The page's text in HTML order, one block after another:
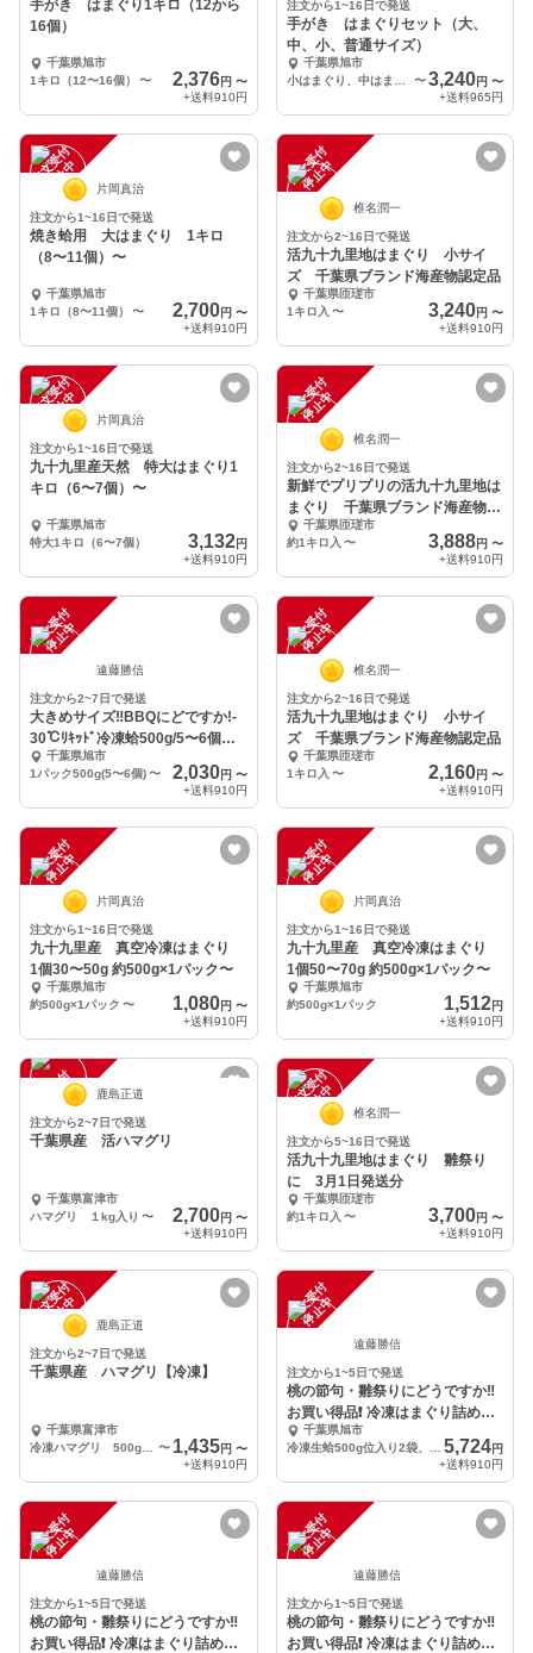
手がき はまぐり1キロ（12から
16個）
千葉県旭市
1キロ（12〜16個）
〜 2,376円 〜
+送料910円
注文から1~16日で発送
手がき はまぐりセット（大、
中、小、普通サイズ）
千葉県旭市
〜3,240円 〜
+送料965円
注
文
受
付
停
止
中 片岡真治
注文から1~16日で発送
焼き蛤用 大はまぐり 1キロ
（8〜11個）〜
千葉県旭市
1キロ（8〜11個）
〜 2,700円 〜
+送料910円
注
文
受
付
停
止
中
椎名潤一
注文から2~16日で発送
活九十九里地はまぐり 小サイ
ズ 千葉県ブランド海産物認定品
千葉県匝瑳市
1キロ入 〜 3,240円 〜
+送料910円
注
文
受
付
停
止
中 片岡真治
注文から1~16日で発送
九十九里産天然 特大はまぐり1
キロ（6〜7個）〜
千葉県旭市
特大1キロ（6〜7個）
3,132円
+送料910円
注
文
受
付
停
止
中
椎名潤一
注文から2~16日で発送
新鮮でプリプリの活九十九里地は
まぐり 千葉県ブランド海産物認
定品千葉県匝瑳市
約1キロ入 〜 3,888円 〜
+送料910円
注
文
受
付
停
止
中
遠藤勝信
注文から2~7日で発送
大きめサイズ‼️BBQにどですか!‐
30℃ﾘｷｯﾄﾞ冷凍蛤500g/5〜6個入
り 千葉県旭市
1パック500g(5〜6個)〜 2,030円 〜
+送料910円
注
文
受
付
停
止
中
椎名潤一
注文から2~16日で発送
活九十九里地はまぐり 小サイ
ズ 千葉県ブランド海産物認定品
千葉県匝瑳市
1キロ入 〜 2,160円 〜
+送料910円
注
文
受
付
停
止
中
片岡真治
注文から1~16日で発送
九十九里産 真空冷凍はまぐり
1個30〜50g 約500g×1パック〜
千葉県旭市
約500g×1パック 〜 1,080円 〜
+送料910円
注
文
受
付
停
止
中
片岡真治
注文から1~16日で発送
九十九里産 真空冷凍はまぐり
1個50〜70g 約500g×1パック〜
千葉県旭市
約500g×1パック
1,512円
+送料910円
注
文
受
付
停
止
中 鹿島正道
注文から2~7日で発送
千葉県産 活ハマグリ
千葉県富津市
ハマグリ １kg入り 〜 2,700円 〜
+送料910円
注
文
受
付
停
止
中 椎名潤一
注文から5~16日で発送
活九十九里地はまぐり 雛祭り
に 3月1日発送分
千葉県匝瑳市
約1キロ入 〜 3,700円 〜
+送料910円
注
文
受
付
停
止
中 鹿島正道
注文から2~7日で発送
千葉県産 ハマグリ【冷凍】
千葉県富津市
〜 1,435円 〜
+送料910円
注
文
受
付
停
止
中
遠藤勝信
注文から1~5日で発送
桃の節句・雛祭りにどうですか‼️
お買い得品❗️ 冷凍はまぐり詰め合
わせセット
千葉県旭市
5,724円
+送料910円
注
文
受
付
停
止
中
遠藤勝信
注文から1~5日で発送
桃の節句・雛祭りにどうですか‼️
お買い得品❗️ 冷凍はまぐり詰め合
注
文
受
付
停
止
中
遠藤勝信
注文から1~5日で発送
桃の節句・雛祭りにどうですか‼️
お買い得品❗️ 冷凍はまぐり詰め合